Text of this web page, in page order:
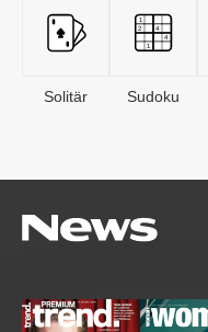
Solitär Sudoku